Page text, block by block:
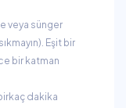
veya sünger
Eşit bir
bir katman
dakika